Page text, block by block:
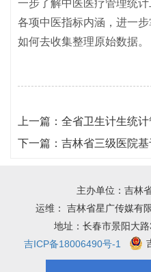
一步了解中医医疗管理统
各项中医指标内涵，进一
如何去收集整理原始数据。
上一篇： 全省卫生计生统
下一篇： 吉林省三级医院基于
主办单位：吉林
运维： 吉林省星广传媒有
地址：长春市景阳大
吉ICP备18006490号-1